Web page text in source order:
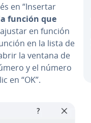
en “Insertar
función que
en función
en la lista de
la ventana de
y el número
en “OK”.